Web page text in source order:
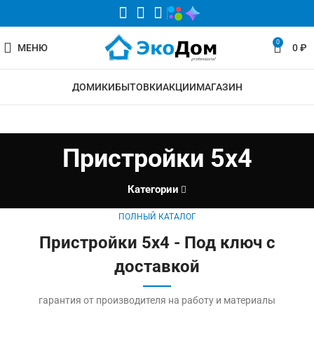
МЕНЮ 0 0₽
ДОМИКИБЫТОВКИАКЦИИМАГАЗИН
Пристройки 5х4
Категории
ПОЛНЫЙ КАТАЛОГ
Пристройки 5х4 - Под ключ с
доставкой
гарантия от производителя на работу и материалы